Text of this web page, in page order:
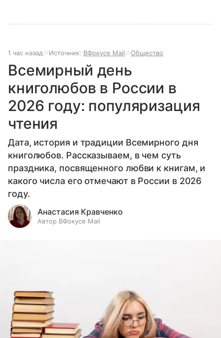
1 час назад Источник: ВФокусе Mail Общество
Всемирный день
книголюбов в России в
2026 году: популяризация
чтения
Дата, история и традиции Всемирного дня
книголюбов. Рассказываем, в чем суть
праздника, посвященного любви к книгам, и
какого числа его отмечают в России в 2026
году.
Анастасия Кравченко
Автор ВФокусе Mail